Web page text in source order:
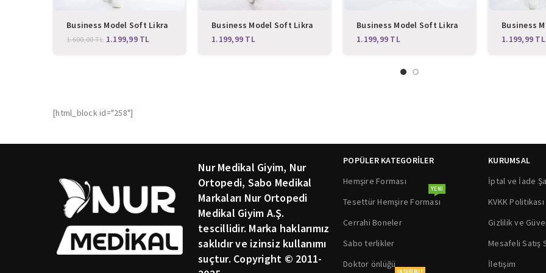
Business Model Soft Likra
Saks Mavi Doktor Hemşire
Hastane Scrubs Üniforma
1.600,00TL 1.199,99 TL
Business Model Soft Likra
Kırmızı Doktor Hemşire
Hastane Scrubs Üniforma
TL
Business Model Soft Likra
Lacivert Doktor Hemşire
Hastane Scrubs Üniforma
TL
Business
Ördek Başı
Hemşire
TL
[html_block id="258"]
Nur Medikal Giyim, Nur
Ortopedi, Sabo Medikal
Markaları Nur Ortopedi
Medikal Giyim A.Ş.
tescillidir. Marka haklarımız
saklıdır ve izinsiz kullanımı
suçtur. Copyright © 2011-
POPÜLER KATEGORİLER
Hemşire Forması
Tesettür Hemşire Forması
YENI
Cerrahi Boneler
Sabo terlikler
Doktor önlüğü
INDIRIMLI
KURUMSAL
İptal ve İade
KVKK Politikası
Gizlilik ve
Mesafeli Satış
İletişim